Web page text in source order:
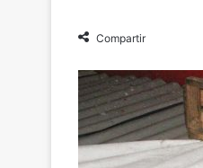
Compartir